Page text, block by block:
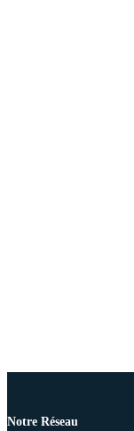
Notre Réseau